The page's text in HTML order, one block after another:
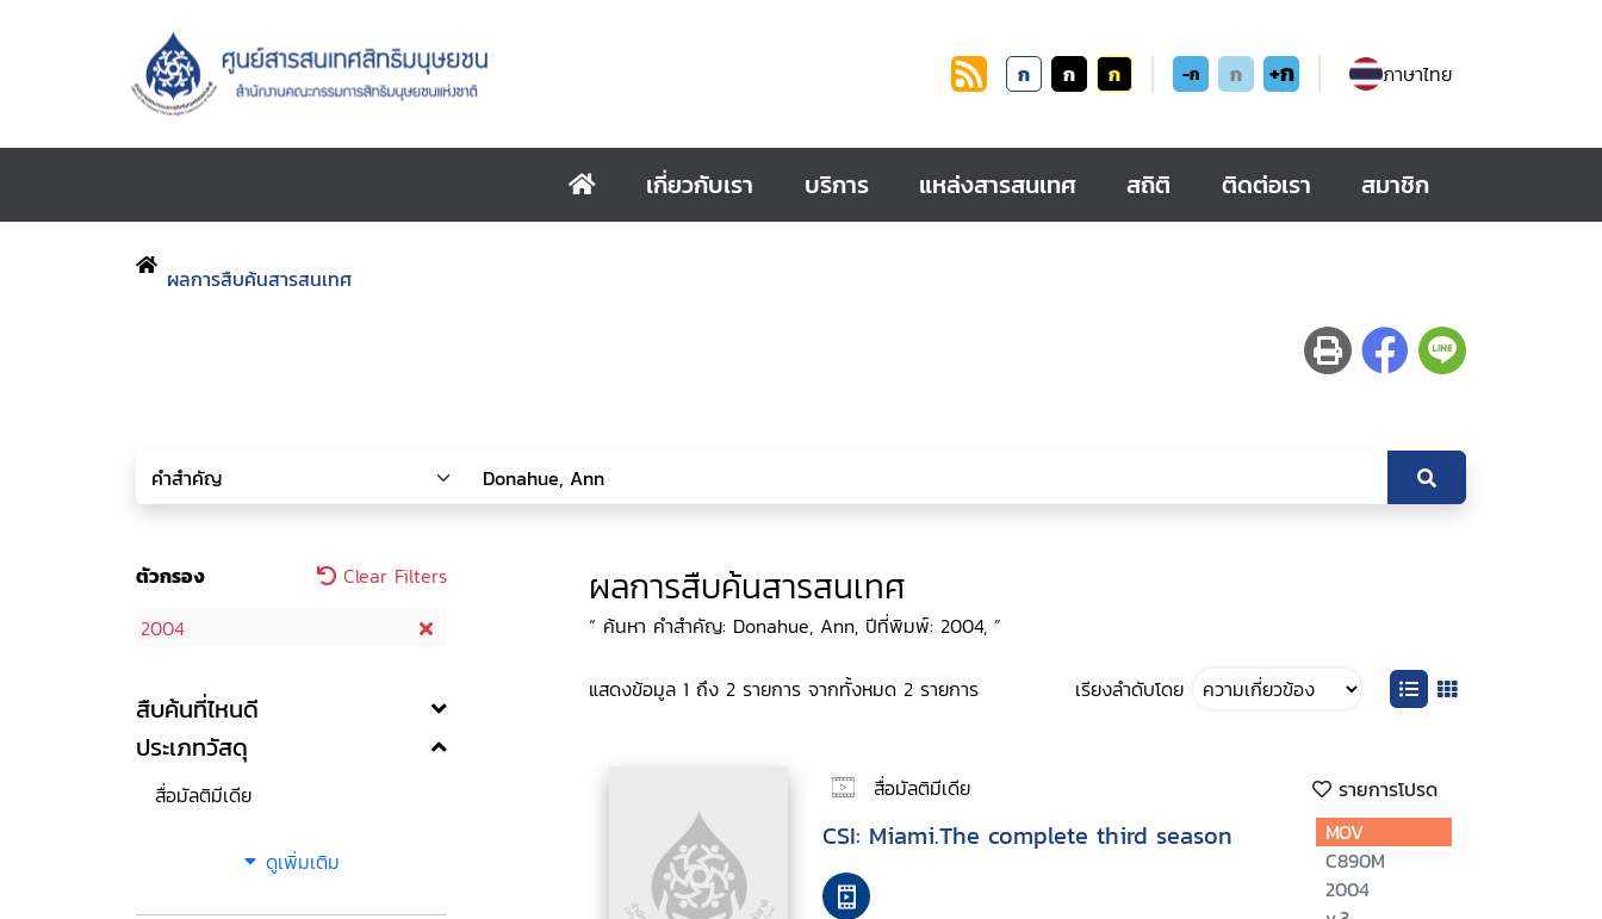
ก ก ก -ก ก +ก ภาษาไทย
เกี่ยวกับเรา บริการ แหล่งสารสนเทศ สถิติ ติดต่อเรา สมาชิก
ผลการสืบค้นสารสนเทศ
ตัวกรอง
Clear Filters
2004
สืบค้นที่ไหนดี
ประเภทวัสดุ
สื่อมัลติมีเดีย
ดูเพิ่มเติม
ผลการสืบค้นสารสนเทศ
“ ค้นหา คำสำคัญ: Donahue, Ann, ปีที่พิมพ์: 2004, ”
แสดงข้อมูล 1 ถึง 2 รายการ จากทั้งหมด 2 รายการ เรียงลำดับโดย
สื่อมัลติมีเดีย รายการโปรด
CSI: Miami.The complete third season
MOV
C890M
2004